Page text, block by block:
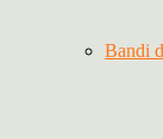
Bandi